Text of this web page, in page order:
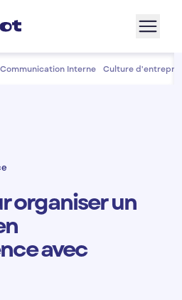
Communication Interne Culture
organiser un
avec